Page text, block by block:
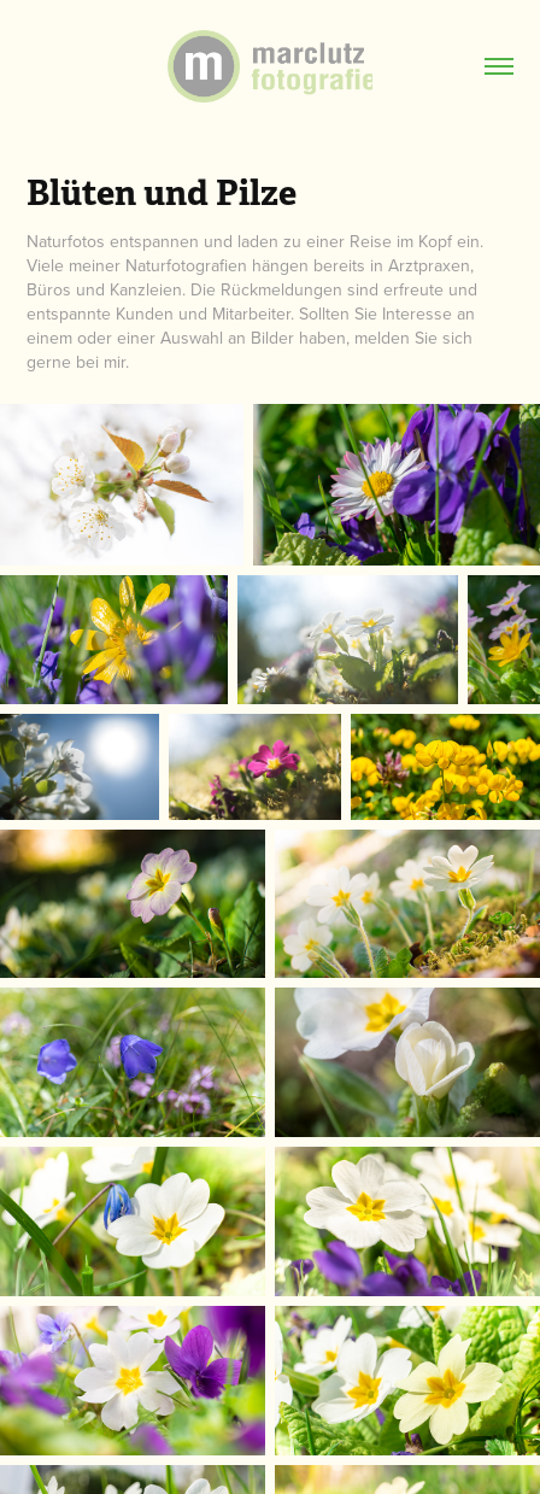
Blüten und Pilze
Naturfotos entspannen und laden zu einer Reise im Kopf ein.
Viele meiner Naturfotografien hängen bereits in Arztpraxen,
Büros und Kanzleien. Die Rückmeldungen sind erfreute und
entspannte Kunden und Mitarbeiter. Sollten Sie Interesse an
einem oder einer Auswahl an Bilder haben, melden Sie sich
gerne bei mir.